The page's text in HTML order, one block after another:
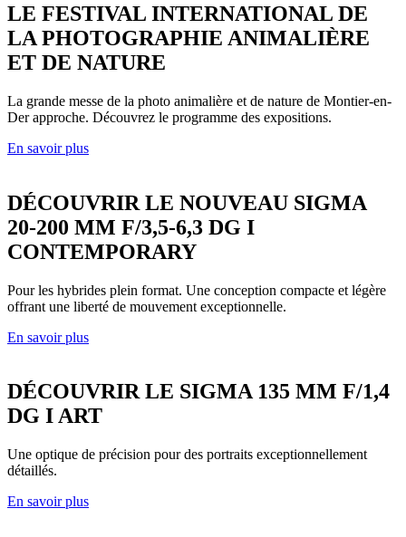
LE FESTIVAL INTERNATIONAL DE
LA PHOTOGRAPHIE ANIMALIÈRE
ET DE NATURE
La grande messe de la photo animalière et de nature de Montier-en-
Der approche. Découvrez le programme des expositions.
En savoir plus
DÉCOUVRIR LE NOUVEAU SIGMA
20-200 MM F/3,5-6,3 DG I
CONTEMPORARY
Pour les hybrides plein format. Une conception compacte et légère
offrant une liberté de mouvement exceptionnelle.
En savoir plus
DÉCOUVRIR LE SIGMA 135 MM F/1,4
DG I ART
Une optique de précision pour des portraits exceptionnellement
détaillés.
En savoir plus